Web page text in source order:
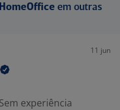
em outras
11 jun
Sem experiência